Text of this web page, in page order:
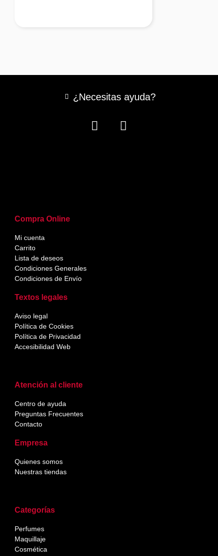
Categorías
Perfumes
Maquillaje
Cosmética
Atención al cliente
Centro de ayuda
Preguntas Frecuentes
Contacto
Empresa
Quienes somos
Nuestras tiendas
Compra Online
Mi cuenta
Carrito
Lista de deseos
Condiciones Generales
Condiciones de Envío
Textos legales
Aviso legal
Política de Cookies
Política de Privacidad
Accesibilidad Web
¿Necesitas ayuda?